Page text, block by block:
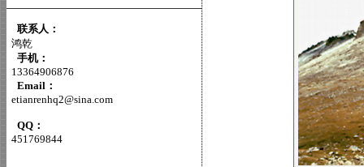
联系人：
鸿乾
手机：
13364906876
Email：
etianrenhq2@sina.com
QQ：
451769844